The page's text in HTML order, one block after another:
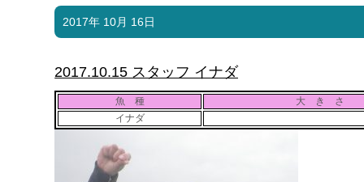
2017年 10月 16日
2017.10.15 スタッフ イナダ
魚 種 大 き さ
イナダ